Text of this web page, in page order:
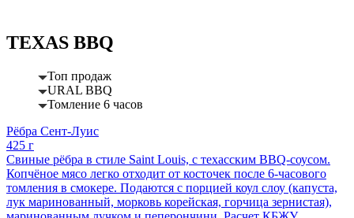
TEXAS BBQ
Топ продаж
URAL BBQ
Томление 6 часов
Рёбра Сент-Луис
425 г
Свиные рёбра в стиле Saint Louis, с техасским BBQ-соусом.
Копчёное мясо легко отходит от косточек после 6-часового
томления в смокере. Подаются с порцией коул слоу (капуста,
лук маринованный, морковь корейская, горчица зернистая),